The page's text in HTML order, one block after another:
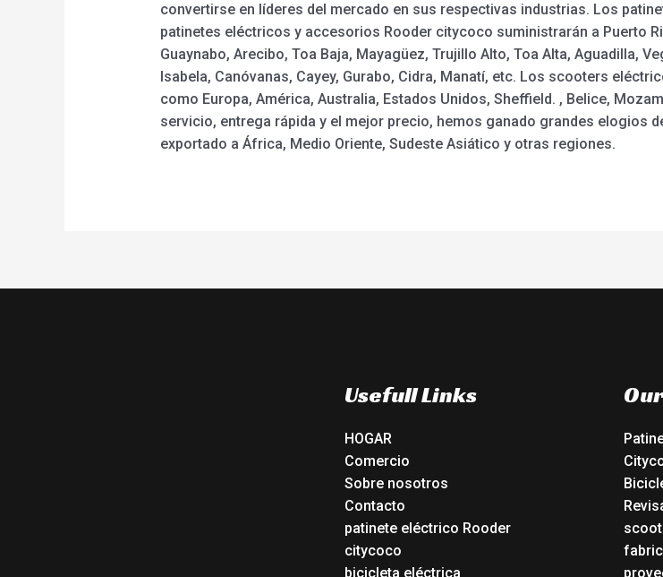
convertirse en líderes del mercado en sus respectivas industrias. Los
patinetes eléctricos y accesorios Rooder citycoco suministrarán a Puerto
Guaynabo, Arecibo, Toa Baja, Mayagüez, Trujillo Alto, Toa Alta, Aguadilla,
Isabela, Canóvanas, Cayey, Gurabo, Cidra, Manatí, etc. Los scooters
como Europa, América, Australia, Estados Unidos, Sheffield. , Belice,
servicio, entrega rápida y el mejor precio, hemos ganado grandes elogios
exportado a África, Medio Oriente, Sudeste Asiático y otras regiones.
Usefull Links
HOGAR
Comercio
Sobre nosotros
Contacto
patinete eléctrico Rooder
citycoco
bicicleta eléctrica